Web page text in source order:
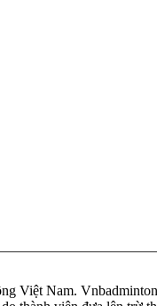
Việt Nam.